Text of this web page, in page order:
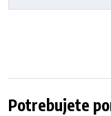
Potrebujete